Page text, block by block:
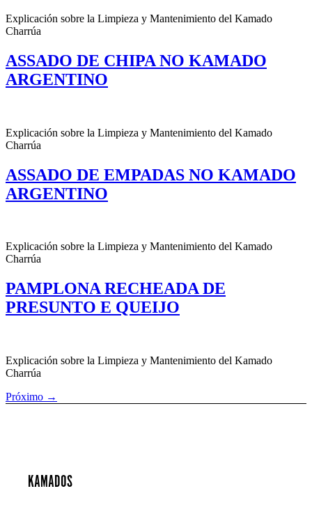
Explicación sobre la Limpieza y Mantenimiento del Kamado
Charrúa
ASSADO DE CHIPA NO KAMADO
ARGENTINO
Explicación sobre la Limpieza y Mantenimiento del Kamado
Charrúa
ASSADO DE EMPADAS NO KAMADO
ARGENTINO
Explicación sobre la Limpieza y Mantenimiento del Kamado
Charrúa
PAMPLONA RECHEADA DE
PRESUNTO E QUEIJO
Explicación sobre la Limpieza y Mantenimiento del Kamado
Charrúa
Próximo →
KAMADOS